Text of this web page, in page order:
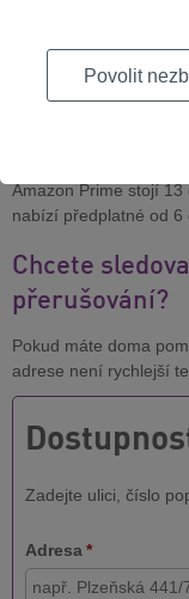
Disney navíc své
konkurence, cena
Amazon Prime stojí
nabízí předplatné od 6
Chcete
přerušování?
Pokud máte doma
adrese není rychlejší
Zadejte ulici, číslo
Adresa *
Povolit